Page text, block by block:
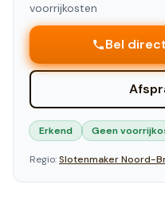
voorrijkosten
Bel
Erkend Geen
Regio:SlotenmakerNoord-